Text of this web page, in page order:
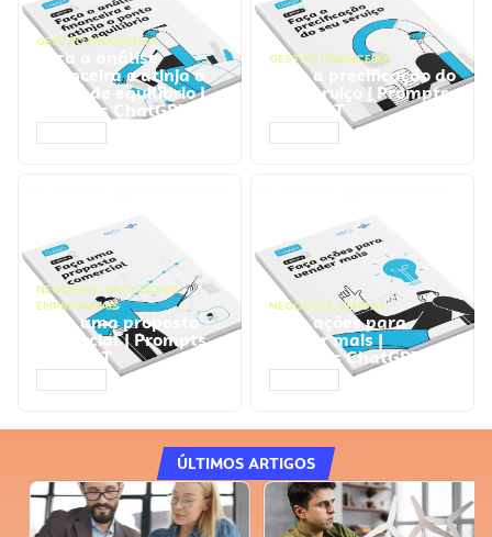
GESTÃO FINANCEIRA
Faça a análise
financeira e atinja o
ponto de equilíbrio |
Prompts ChatGPT
GESTÃO FINANCEIRA
Faça a precificação do
seu serviço | Prompts
ChatGPT
NEGÓCIOS, PROCESSOS
EMPRESARIAIS
Faça uma proposta
comercial | Prompts
ChatGPT
NEGÓCIOS, VENDAS
Faça ações para
vender mais |
Prompts ChatGPT
ÚLTIMOS ARTIGOS